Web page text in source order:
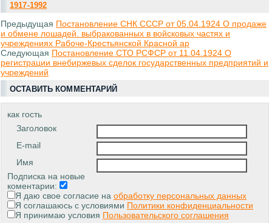
1917-1992
Предыдущая Постановление СНК СССР от 05.04.1924 О продаже
и обмене лошадей. выбракованных в войсковых частях и
учреждениях Рабоче-Крестьянской Красной ар
Следующая Постановление СТО РСФСР от 11.04.1924 О
регистрации внебиржевых сделок государственных предприятий и
учреждений
ОСТАВИТЬ КОММЕНТАРИЙ
как гость
Заголовок
E-mail
Имя
Подписка на новые
коментарии:
Я даю свое согласие на обработку персональных данных
Я соглашаюсь с условиями Политики конфиденциальности
Я принимаю условия Пользовательского соглашения